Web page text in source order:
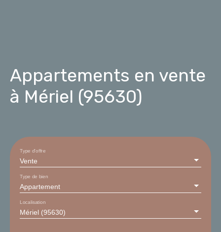
Appartements en vente
à Mériel (95630)
Vente
Type d'offre
Appartement
Type de bien
Mériel (95630)
Localisation